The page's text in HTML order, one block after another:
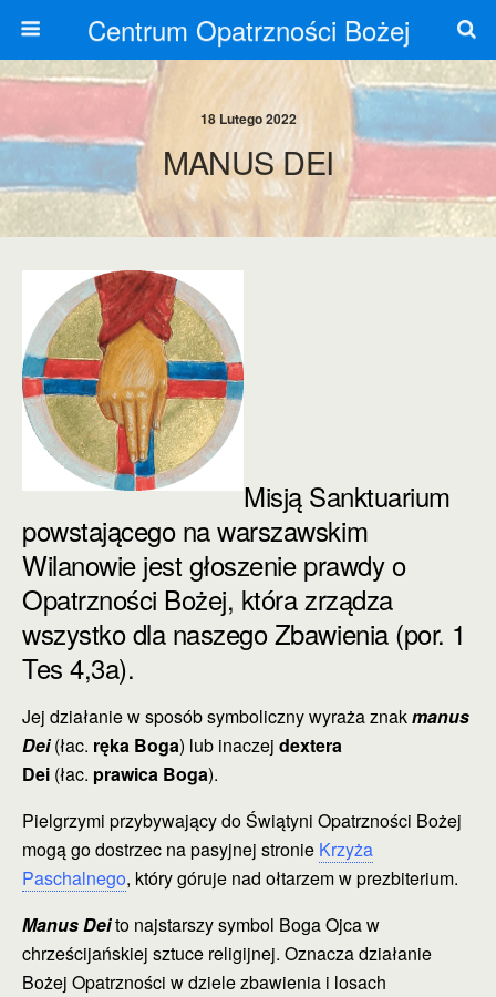
Centrum Opatrzności Bożej
18 Lutego 2022
MANUS DEI
Misją Sanktuarium
powstającego na warszawskim
Wilanowie jest głoszenie prawdy o
Opatrzności Bożej, która zrządza
wszystko dla naszego Zbawienia (por. 1
Tes 4,3a).
Jej działanie w sposób symboliczny wyraża znakmanus
Dei (łac. ręka Boga) lub inaczej dextera
Dei (łac. prawica Boga).
Pielgrzymi przybywający do Świątyni Opatrzności Bożej
mogą go dostrzec na pasyjnej stronie Krzyża
Paschalnego, który góruje nad ołtarzem w prezbiterium.
Manus Deito najstarszy symbol Boga Ojca w
chrześcijańskiej sztuce religijnej. Oznacza działanie
Bożej Opatrzności w dziele zbawienia i losach